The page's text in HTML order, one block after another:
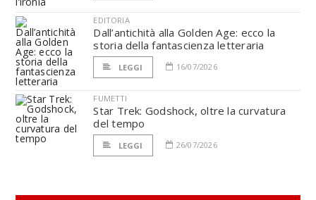
EDITORIA
Dall’antichità alla Golden Age: ecco la
storia della fantascienza letteraria
LEGGI 16/07/2026
FUMETTI
Star Trek: Godshock, oltre la curvatura
del tempo
LEGGI 26/07/2026